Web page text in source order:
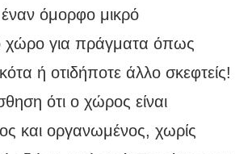
όμορφο μικρό
χώρο για πράγματα όπως
ή οτιδήποτε άλλο σκεφτείς!
ότι ο χώρος είναι
και οργανωμένος, χωρίς